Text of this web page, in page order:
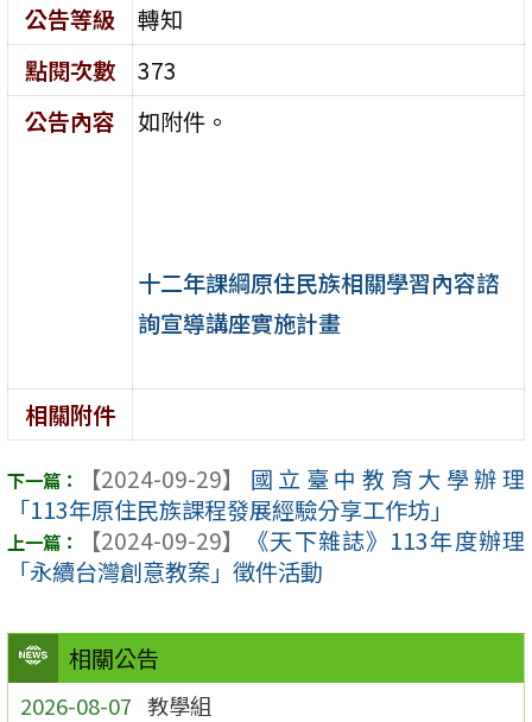
相關公告
2026-08-07 教學組
公告等級
轉知
點閱次數
373
公告內容
如附件。
十二年課綱原住民族相關學習內容諮
詢宣導講座實施計畫
相關附件
【2024-09-29】
國立臺中教育大學辦理
「113年原住民族課程發展經驗分享工作坊」
【2024-09-29】
《天下雜誌》113年度辦理
「永續台灣創意教案」徵件活動